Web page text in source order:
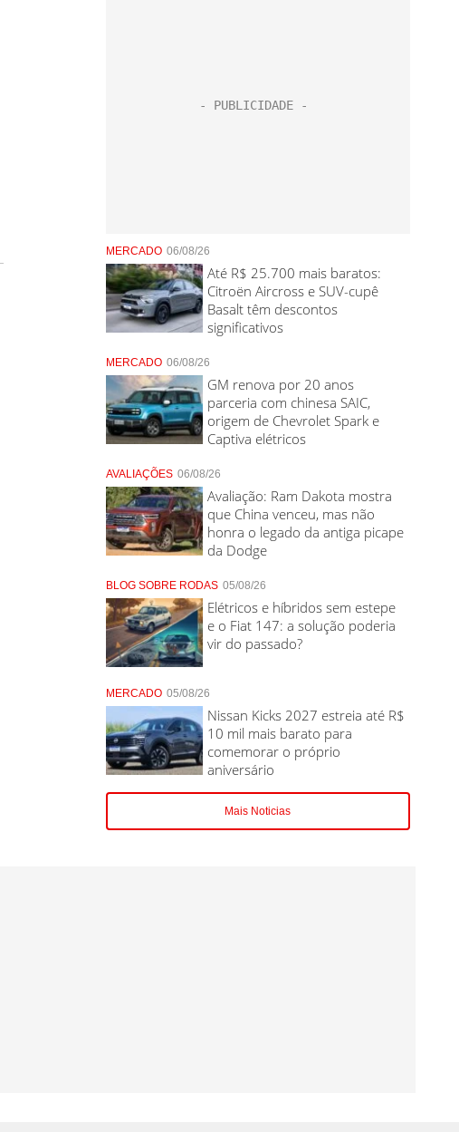
MERCADO 06/08/26
Até R$ 25.700 mais baratos:
Citroën Aircross e SUV-cupê
Basalt têm descontos
significativos
MERCADO 06/08/26
GM renova por 20 anos
parceria com chinesa SAIC,
origem de Chevrolet Spark e
Captiva elétricos
AVALIAÇÕES 06/08/26
Avaliação: Ram Dakota mostra
que China venceu, mas não
honra o legado da antiga picape
da Dodge
BLOG SOBRE RODAS 05/08/26
Elétricos e híbridos sem estepe
e o Fiat 147: a solução poderia
vir do passado?
MERCADO 05/08/26
Nissan Kicks 2027 estreia até R$
10 mil mais barato para
comemorar o próprio
aniversário
Mais Noticias